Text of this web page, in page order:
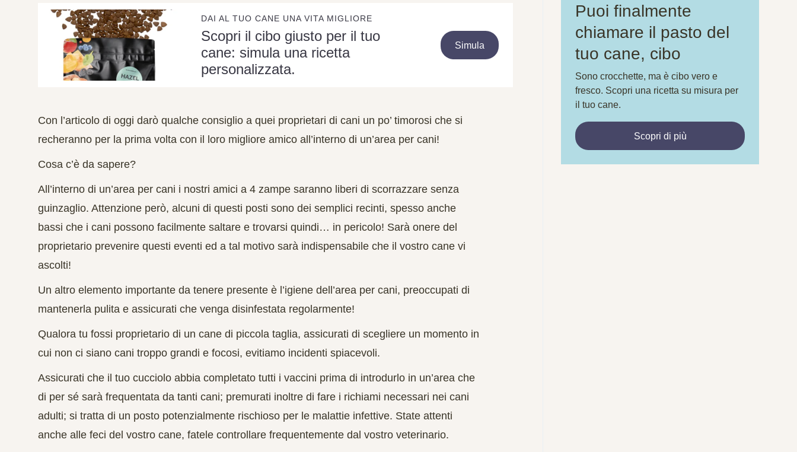
DAI AL TUO CANE UNA VITA MIGLIORE
Scopri il cibo giusto per il tuo
cane: simula una ricetta
personalizzata.
Simula
Con l’articolo di oggi darò qualche consiglio a quei proprietari di cani un po’ timorosi che si
recheranno per la prima volta con il loro migliore amico all’interno di un’area per cani!
Cosa c’è da sapere?
All’interno di un’area per cani i nostri amici a 4 zampe saranno liberi di scorrazzare senza
guinzaglio. Attenzione però, alcuni di questi posti sono dei semplici recinti, spesso anche
bassi che i cani possono facilmente saltare e trovarsi quindi… in pericolo! Sarà onere del
proprietario prevenire questi eventi ed a tal motivo sarà indispensabile che il vostro cane vi
ascolti!
Un altro elemento importante da tenere presente è l’igiene dell’area per cani, preoccupati di
mantenerla pulita e assicurati che venga disinfestata regolarmente!
Qualora tu fossi proprietario di un cane di piccola taglia, assicurati di scegliere un momento in
cui non ci siano cani troppo grandi e focosi, evitiamo incidenti spiacevoli.
Assicurati che il tuo cucciolo abbia completato tutti i vaccini prima di introdurlo in un’area che
di per sé sarà frequentata da tanti cani; premurati inoltre di fare i richiami necessari nei cani
adulti; si tratta di un posto potenzialmente rischioso per le malattie infettive. State attenti
anche alle feci del vostro cane, fatele controllare frequentemente dal vostro veterinario.
Puoi finalmente
chiamare il pasto del
tuo cane, cibo
Sono crocchette, ma è cibo vero e
fresco. Scopri una ricetta su misura per
il tuo cane.
Scopri di più